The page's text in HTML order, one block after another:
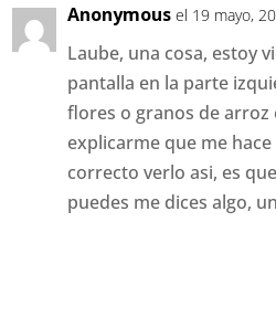
Anonymous el 19 mayo,
Laube, una cosa, estoy
pantalla en la parte
flores o granos de arroz
explicarme que me
correcto verlo asi, es
puedes me dices algo,